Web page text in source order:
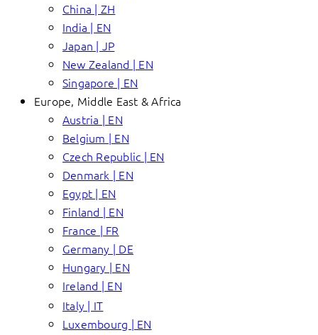
China | ZH
India | EN
Japan | JP
New Zealand | EN
Singapore | EN
Europe, Middle East & Africa
Austria | EN
Belgium | EN
Czech Republic | EN
Denmark | EN
Egypt | EN
Finland | EN
France | FR
Germany | DE
Hungary | EN
Ireland | EN
Italy | IT
Luxembourg | EN